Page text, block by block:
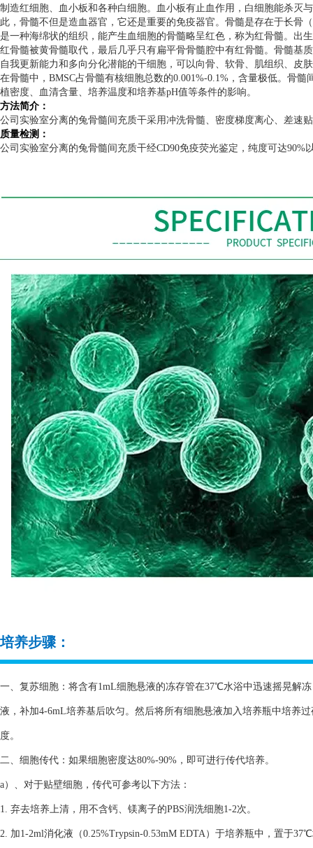
制造红细胞、血小板和各种白细胞。血小板有止血作用，白细胞能杀灭
此，骨髓不但是造血器官，它还是重要的免疫器官。骨髓是存在于长骨
是一种海绵状的组织，能产生血细胞的骨髓略呈红色，称为红骨髓。出
红骨髓被黄骨髓取代，最后几乎只有扁平骨骨髓腔中有红骨髓。骨髓基
自我更新能力和多向分化潜能的干细胞，可以向骨、软骨、肌组织、皮
在骨髓中， BMSC占骨髓有核细胞总数的0.001%-0.1% ，含量极低。骨
植密度、血清含量、培养温度和培养基pH值等条件的影响。
方法简介：
公司实验室分离的兔骨髓间充质干采用冲洗骨髓、密度梯度离心、差速
质量检测：
公司实验室分离的兔骨髓间充质干经CD90免疫荧光鉴定，纯度可达90%
培养步骤：
一、复苏细胞：将含有1mL细胞悬液的冻存管在37℃水浴中迅速摇晃解
液，补加4-6mL培养基后吹匀。然后将所有细胞悬液加入培养瓶中培养
度。
二、细胞传代：如果细胞密度达80%-90%，即可进行传代培养。
a）、对于贴壁细胞，传代可参考以下方法：
1. 弃去培养上清，用不含钙、镁离子的PBS润洗细胞1-2次。
2. 加1-2ml消化液（0.25%Trypsin-0.53mM EDTA）于培养瓶中，置于